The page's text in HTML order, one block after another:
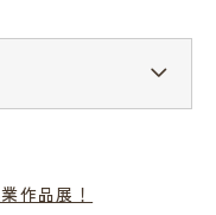
教室・講習会）
作品展！